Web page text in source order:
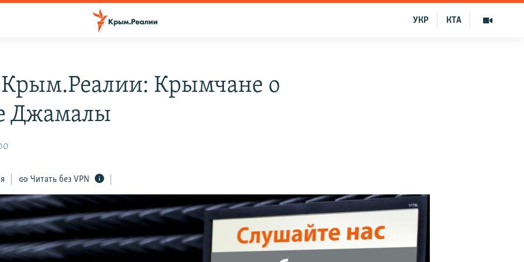
КТА
УКР
Крым.Реалии: Крымчане о
Джамалы
Читать без VPN